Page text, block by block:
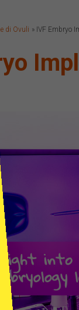
di Ovuli IVF Embryo